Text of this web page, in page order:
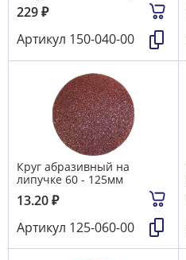
229₽
Артикул 150-040-00
Круг абразивный на
липучке 60 - 125мм
13.20₽
Артикул 125-060-00